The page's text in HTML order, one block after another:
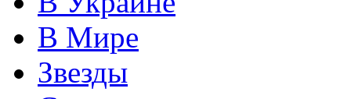
В Мире
Звезды